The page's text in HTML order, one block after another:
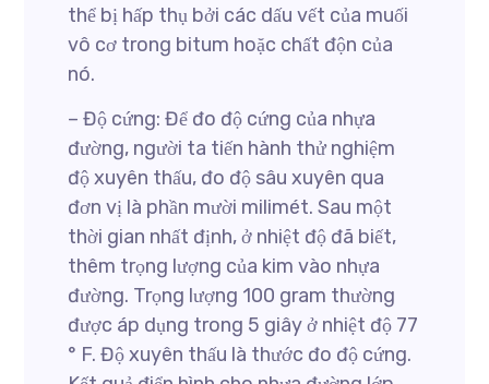
thể bị hấp thụ bởi các dấu vết của muối
vô cơ trong bitum hoặc chất độn của
nó.
– Độ cứng: Để đo độ cứng của nhựa
đường, người ta tiến hành thử nghiệm
độ xuyên thấu, đo độ sâu xuyên qua
đơn vị là phần mười milimét. Sau một
thời gian nhất định, ở nhiệt độ đã biết,
thêm trọng lượng của kim vào nhựa
đường. Trọng lượng 100 gram thường
được áp dụng trong 5 giây ở nhiệt độ 77
° F. Độ xuyên thấu là thước đo độ cứng.